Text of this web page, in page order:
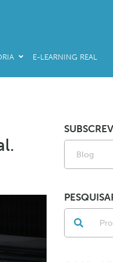
E-LEARNING REAL
Blog